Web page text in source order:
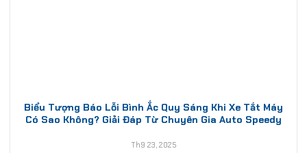
Biểu Tượng Báo Lỗi Bình Ắc Quy Sáng Khi Xe Tắt Máy
Có Sao Không? Giải Đáp Từ Chuyên Gia Auto Speedy
Th9 23, 2025